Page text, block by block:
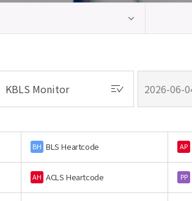
BH BLS Heartcode AP
AH ACLS Heartcode PP